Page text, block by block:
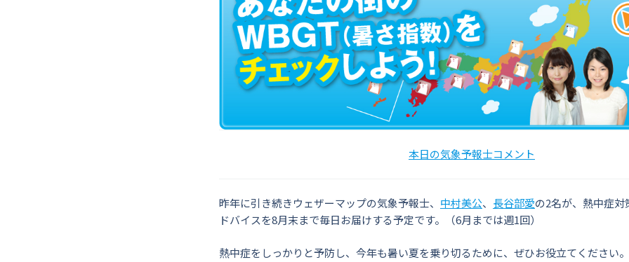
本日の気象予報士コメント
昨年に引き続きウェザーマップの気象予報士、 中村美公、 長谷部愛の2名が、熱中症
ドバイスを8月末まで毎日お届けする予定です。（6月までは週1回）
熱中症をしっかりと予防し、今年も暑い夏を乗り切るために、ぜひお役立てください。